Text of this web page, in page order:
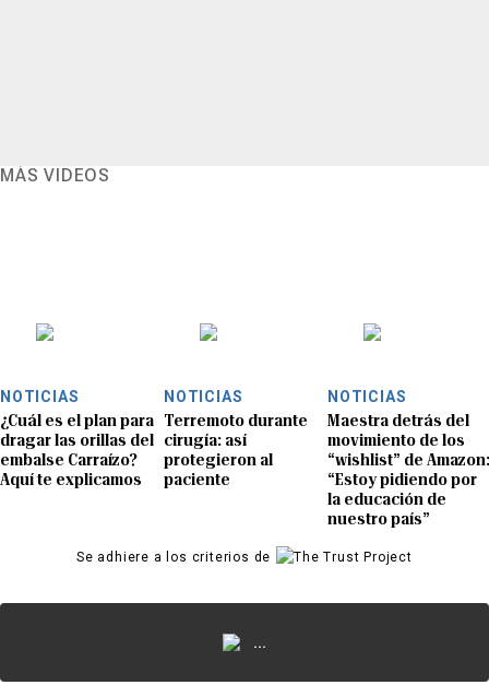
MÁS VIDEOS
NOTICIAS
¿Cuál es el plan para
dragar las orillas del
embalse Carraízo?
Aquí te explicamos
NOTICIAS
Terremoto durante
cirugía: así
protegieron al
paciente
NOTICIAS
Maestra detrás del
movimiento de los
“wishlist” de Amazon:
“Estoy pidiendo por
la educación de
nuestro país”
Se adhiere a los criterios de
...